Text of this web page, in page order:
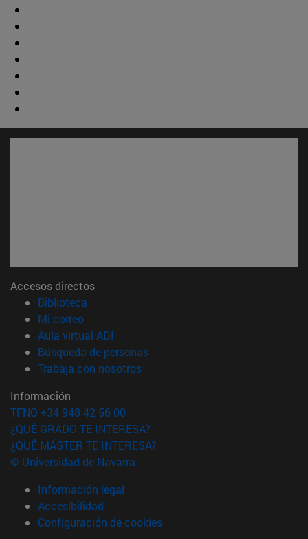
Accesos directos
Biblioteca
Mi correo(abre en nueva ventana)
Aula virtual ADI
Búsqueda de personas(abre en nueva ventana)
Trabaja con nosotros(abre en nueva ventana)
Información
TFNO +34 948 42 56 00
¿QUÉ GRADO TE INTERESA?
¿QUÉ MÁSTER TE INTERESA?
© Universidad de Navarra
Información legal
Accesibilidad
Configuración de cookies